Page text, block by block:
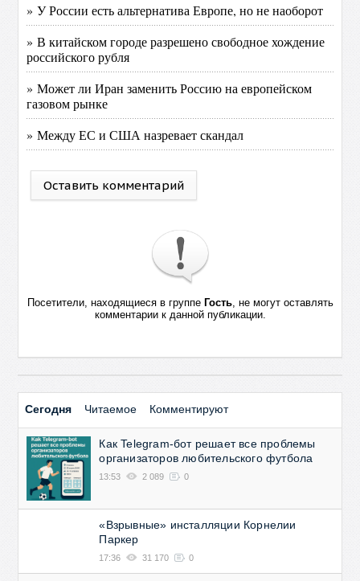
» У России есть альтернатива Европе, но не наоборот
» В китайском городе разрешено свободное хождение
российского рубля
» Может ли Иран заменить Россию на европейском
газовом рынке
» Между ЕС и США назревает скандал
Оставить комментарий
Посетители, находящиеся в группе Гость, не могут оставлять
комментарии к данной публикации.
Сегодня Читаемое Комментируют
Как Telegram-бот решает все проблемы
организаторов любительского футбола
13:53 2 089 0
«Взрывные» инсталляции Корнелии
Паркер
17:36 31 170 0